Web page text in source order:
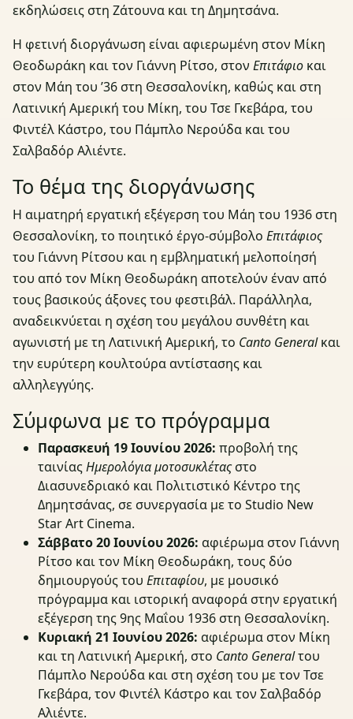
εκδηλώσεις στη Ζάτουνα και τη Δημητσάνα.
Η φετινή διοργάνωση είναι αφιερωμένη στον Μίκη
Θεοδωράκη και τον Γιάννη Ρίτσο, στον Επιτάφιο και
στον Μάη του ’36 στη Θεσσαλονίκη, καθώς και στη
Λατινική Αμερική του Μίκη, του Τσε Γκεβάρα, του
Φιντέλ Κάστρο, του Πάμπλο Νερούδα και του
Σαλβαδόρ Αλιέντε.
Το θέμα της διοργάνωσης
Η αιματηρή εργατική εξέγερση του Μάη του 1936 στη
Θεσσαλονίκη, το ποιητικό έργο-σύμβολο Επιτάφιος
του Γιάννη Ρίτσου και η εμβληματική μελοποίησή
του από τον Μίκη Θεοδωράκη αποτελούν έναν από
τους βασικούς άξονες του φεστιβάλ. Παράλληλα,
αναδεικνύεται η σχέση του μεγάλου συνθέτη και
αγωνιστή με τη Λατινική Αμερική, το Canto Generalκαι
την ευρύτερη κουλτούρα αντίστασης και
αλληλεγγύης.
Σύμφωνα με το πρόγραμμα
Παρασκευή 19 Ιουνίου 2026: προβολή της
ταινίαςΗμερολόγια μοτοσυκλέταςστο
Διασυνεδριακό και Πολιτιστικό Κέντρο της
Δημητσάνας, σε συνεργασία με το Studio New
Star Art Cinema.
Σάββατο 20 Ιουνίου 2026: αφιέρωμα στον Γιάννη
Ρίτσο και τον Μίκη Θεοδωράκη, τους δύο
δημιουργούς του Επιταφίου, με μουσικό
πρόγραμμα και ιστορική αναφορά στην εργατική
εξέγερση της 9ης Μαΐου 1936 στη Θεσσαλονίκη.
Κυριακή 21 Ιουνίου 2026: αφιέρωμα στον Μίκη
και τη Λατινική Αμερική, στο Canto Generalτου
Πάμπλο Νερούδα και στη σχέση του με τον Τσε
Γκεβάρα, τον Φιντέλ Κάστρο και τον Σαλβαδόρ
Αλιέντε.